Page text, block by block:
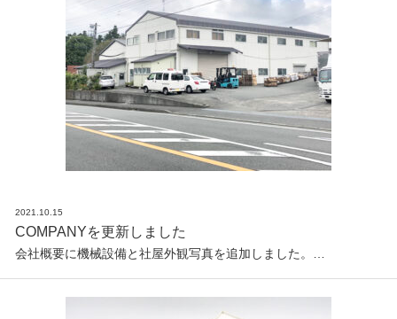
2021.10.15
COMPANYを更新しました
会社概要に機械設備と社屋外観写真を追加しました。…